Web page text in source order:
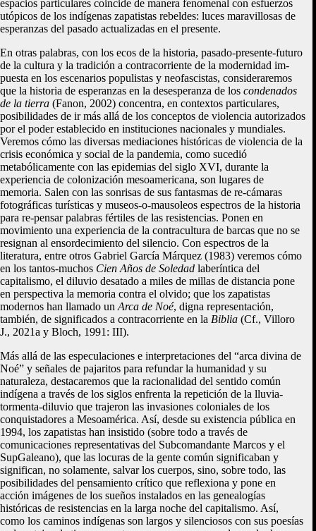
espacios particulares coincide de manera fenomenal con esfuerzos
utópicos de los indígenas zapatistas rebeldes: luces maravillosas de
esperanzas del pasado actualizadas en el presente.
En otras palabras, con los ecos de la historia, pasado-presente-futuro
de la cultura y la tradición a contracorriente de la modernidad im-
puesta en los escenarios populistas y neofascistas, consideraremos
que la historia de esperanzas en la desesperanza de los condenados
de la tierra (Fanon, 2002) concentra, en contextos particulares,
posibilidades de ir más allá de los conceptos de violencia autorizados
por el poder establecido en instituciones nacionales y mundiales.
Veremos cómo las diversas mediaciones históricas de violencia de la
crisis económica y social de la pandemia, como sucedió
metabólicamente con las epidemias del siglo XVI, durante la
experiencia de colonización mesoamericana, son lugares de
memoria. Salen con las sonrisas de sus fantasmas de re-cámaras
fotográficas turísticas y museos-o-mausoleos espectros de la historia
para re-pensar palabras fértiles de las resistencias. Ponen en
movimiento una experiencia de la contracultura de barcas que no se
resignan al ensordecimiento del silencio. Con espectros de la
literatura, entre otros Gabriel García Márquez (1983) veremos cómo
en los tantos-muchos Cien Años de Soledad laberíntica del
capitalismo, el diluvio desatado a miles de millas de distancia pone
en perspectiva la memoria contra el olvido; que los zapatistas
modernos han llamado un Arca de Noé, digna representación,
también, de significados a contracorriente en la Biblia (Cf., Villoro
J., 2021a y Bloch, 1991: III).
Más allá de las especulaciones e interpretaciones del “arca divina de
Noé” y señales de pajaritos para refundar la humanidad y su
naturaleza, destacaremos que la racionalidad del sentido común
indígena a través de los siglos enfrenta la repetición de la lluvia-
tormenta-diluvio que trajeron las invasiones coloniales de los
conquistadores a Mesoamérica. Así, desde su existencia pública en
1994, los zapatistas han insistido (sobre todo a través de
comunicaciones representativas del Subcomandante Marcos y el
SupGaleano), que las locuras de la gente común significaban y
significan, no solamente, salvar los cuerpos, sino, sobre todo, las
posibilidades del pensamiento crítico que reflexiona y pone en
acción imágenes de los sueños instalados en las genealogías
históricas de resistencias en la larga noche del capitalismo. Así,
como los caminos indígenas son largos y silenciosos con sus poesías